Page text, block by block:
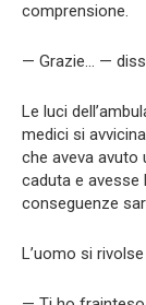
comprensione.
— Grazie… —
Le luci
medici si
che aveva avuto
caduta e
conseguenze
L’uomo si